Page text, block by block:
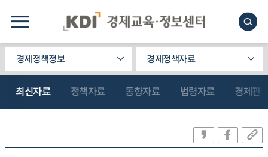
경제정책정보 경제정책자료
최신자료 정책자료 동향자료 법령자료 경제관